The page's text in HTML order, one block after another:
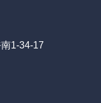
1-34-17